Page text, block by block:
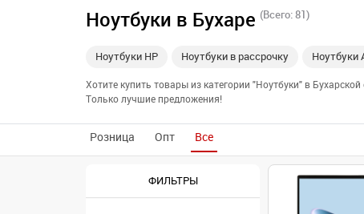
Ноутбуки в Бухаре (Всего: 81)
Ноутбуки HP Ноутбуки в рассрочку Ноутбуки
Хотите купить товары из категории "Ноутбуки" в
Только лучшие предложения!
Розница Опт Все
ФИЛЬТРЫ